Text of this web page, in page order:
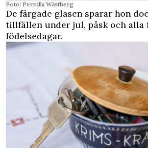
Foto: Pernilla Wästberg
De färgade glasen sparar hon
tillfällen under jul, påsk och alla
födelsedagar.